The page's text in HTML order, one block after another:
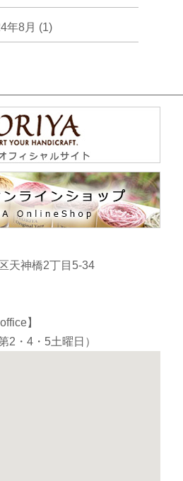
年8月 (1)
天神橋2丁目5-34
】
2・4・5土曜日）